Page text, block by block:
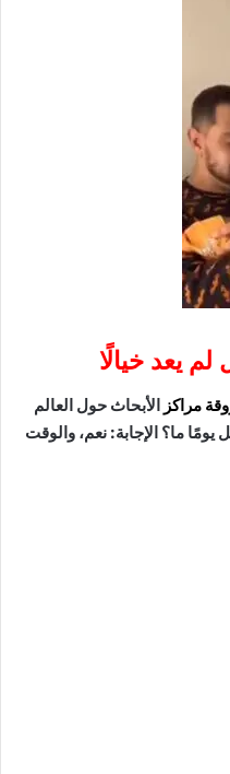
يعد خيالًا
مراكز الأبحاث حول العالم
ما؟ الإجابة: نعم، والوقت